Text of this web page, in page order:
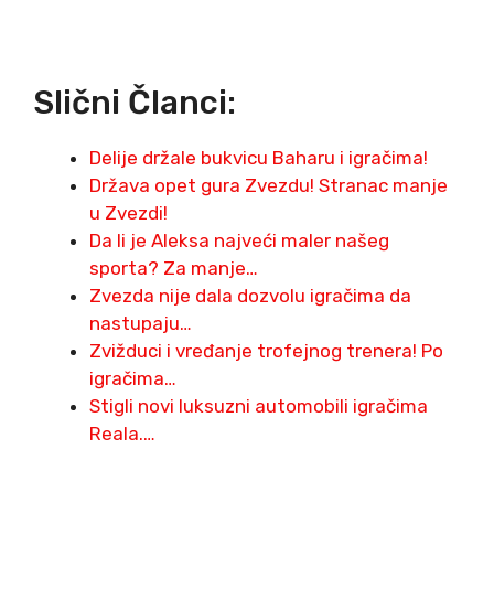
Slični Članci:
Delije držale bukvicu Baharu i igračima!
Država opet gura Zvezdu! Stranac manje
u Zvezdi!
Da li je Aleksa najveći maler našeg
sporta? Za manje…
Zvezda nije dala dozvolu igračima da
nastupaju…
Zvižduci i vređanje trofejnog trenera! Po
igračima…
Stigli novi luksuzni automobili igračima
Reala.…